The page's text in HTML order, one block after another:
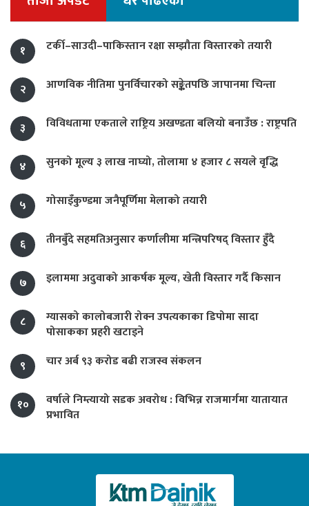
१ टर्की–साउदी–पाकिस्तान रक्षा सम्झौता विस्तारको तयारी
२ आणविक नीतिमा पुनर्विचारको सङ्केतपछि जापानमा चिन्ता
३ विविधतामा एकताले राष्ट्रिय अखण्डता बलियो बनाउँछ : राष्ट्रपति
४ सुनको मूल्य ३ लाख नाघ्यो, तोलामा ४ हजार ८ सयले वृद्धि
५ गोसाइँकुण्डमा जनैपूर्णिमा मेलाको तयारी
६ तीनबुँदे सहमतिअनुसार कर्णालीमा मन्त्रिपरिषद् विस्तार हुँदै
७ इलाममा अदुवाको आकर्षक मूल्य, खेती विस्तार गर्दै किसान
८
ग्यासको कालोबजारी रोक्न उपत्यकाका डिपोमा सादा
पोसाकका प्रहरी खटाइने
९
चार अर्ब ९३ करोड बढी राजस्व संकलन
१०
वर्षाले निम्त्यायो सडक अवरोध : विभिन्न राजमार्गमा यातायात
प्रभावित